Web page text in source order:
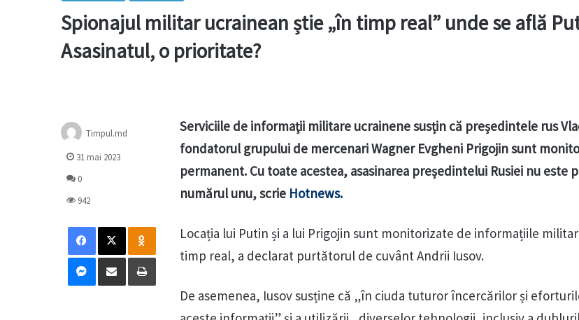
Spionajul militar ucrainean știe „în timp real” unde se află
Asasinatul, o prioritate?
Serviciile de informaţii militare ucrainene susțin că președintele rus
fondatorul grupului de mercenari Wagner Evgheni Prigojin sunt
permanent. Cu toate acestea, asasinarea președintelui Rusiei nu este
numărul unu, scrie Hotnews.
Locația lui Putin și a lui Prigojin sunt monitorizate de informațiile
timp real, a declarat purtătorul de cuvânt Andrii Iusov.
De asemenea, Iusov susține că „în ciuda tuturor încercărilor și
Timpul.md
31 mai 2023
0
942
Facebook
X Odnoklassniki
Messenger
Distribuie prin mail Tipărește